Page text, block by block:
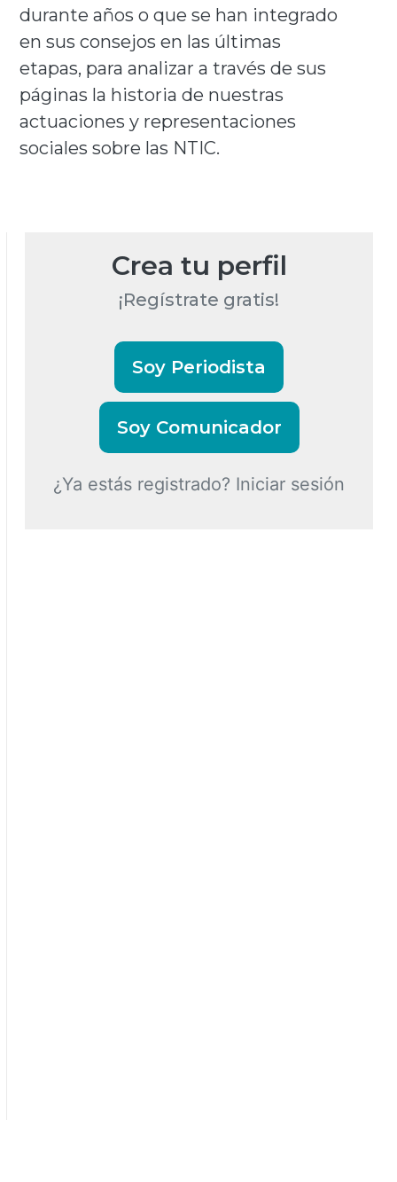
durante años o que se han integrado
en sus consejos en las últimas
etapas, para analizar a través de sus
páginas la historia de nuestras
actuaciones y representaciones
sociales sobre las NTIC.
Crea tu perfil
¡Regístrate gratis!
Soy Periodista
Soy Comunicador
¿Ya estás registrado? Iniciar sesión